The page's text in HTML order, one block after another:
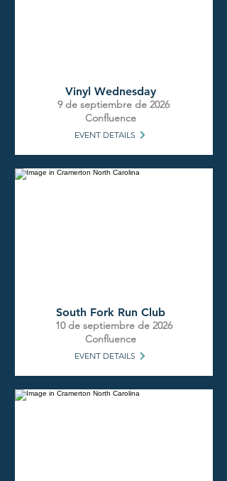
Vinyl Wednesday
9 de septiembre de 2026
Confluence
EVENT DETAILS
South Fork Run Club
10 de septiembre de 2026
Confluence
EVENT DETAILS